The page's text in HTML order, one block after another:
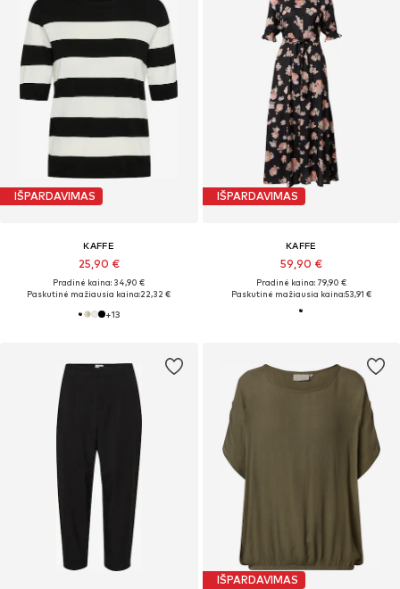
IŠPARDAVIMAS
KAFFE
25,90 €
Pradinė kaina: 34,90 €
Paskutinė mažiausia kaina:22,32 €
+13
IŠPARDAVIMAS
KAFFE
59,90 €
Pradinė kaina: 79,90 €
Paskutinė mažiausia kaina:53,91 €
IŠPARDAVIMAS